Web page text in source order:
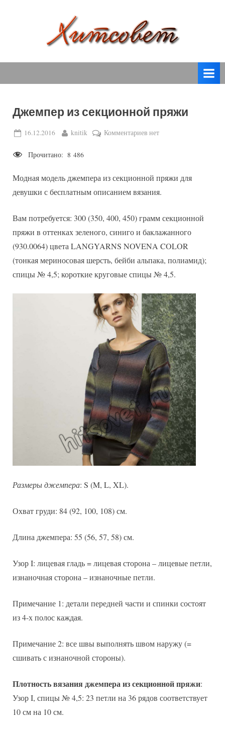
т
о
в
спицами,
крючком,
вязаные
модели
с
Джемпер из секционной пряжи
Posted
16.12.2016 By
knitik Комментариевк
секционной
пряжи
нет
Прочитано: 8 486
Модная модель джемпера из секционной пряжи для
девушки с бесплатным описанием вязания.
Вам потребуется: 300 (350, 400, 450) грамм секционной
пряжи в оттенках зеленого, синиго и баклажанного
(930.0064) цвета LANGYARNS NOVENA COLOR
(тонкая мериносовая шерсть, бейби альпака, полиамид);
спицы № 4,5; короткие круговые спицы № 4,5.
Размеры джемпера: S (M, L, XL).
Охват груди: 84 (92, 100, 108) см.
Длина джемпера: 55 (56, 57, 58) см.
Узор I: лицевая гладь = лицевая сторона – лицевые петли,
изнаночная сторона – изнаночные петли.
Примечание 1: детали передней части и спинки состоят
из 4-х полос каждая.
Примечание 2: все швы выполнять швом наружу (=
сшивать с изнаночной стороны).
Плотность вязания джемпера из секционной пряжи:
Узор I, спицы № 4,5: 23 петли на 36 рядов соответствует
10 см на 10 см.